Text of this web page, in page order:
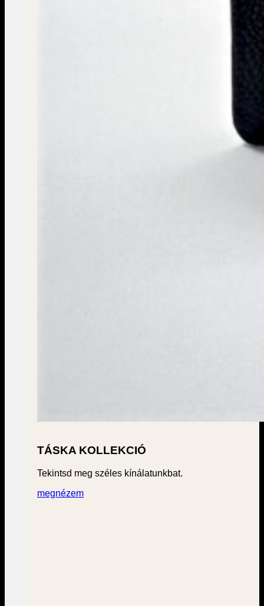
TÁSKA KOLLEKCIÓ
Tekintsd meg széles kínálatunkbat.
megnézem